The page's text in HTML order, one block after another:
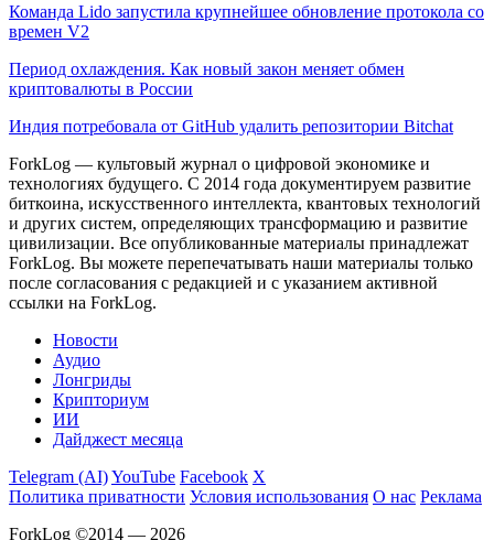
Команда Lido запустила крупнейшее обновление протокола со
времен V2
Период охлаждения. Как новый закон меняет обмен
криптовалюты в России
Индия потребовала от GitHub удалить репозитории Bitchat
ForkLog — культовый журнал о цифровой экономике и
технологиях будущего. С 2014 года документируем развитие
биткоина, искусственного интеллекта, квантовых технологий
и других систем, определяющих трансформацию и развитие
цивилизации. Все опубликованные материалы принадлежат
ForkLog. Вы можете перепечатывать наши материалы только
после согласования с редакцией и с указанием активной
ссылки на ForkLog.
Новости
Аудио
Лонгриды
Крипториум
ИИ
Дайджест месяца
Telegram (AI)YouTube Facebook X
Политика приватности Условия использования О нас Реклама
ForkLog ©2014 — 2026